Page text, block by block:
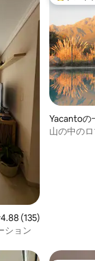
ビュー135件、5つ星中
4.88 (135)
ション
Yacantoの
山の中の